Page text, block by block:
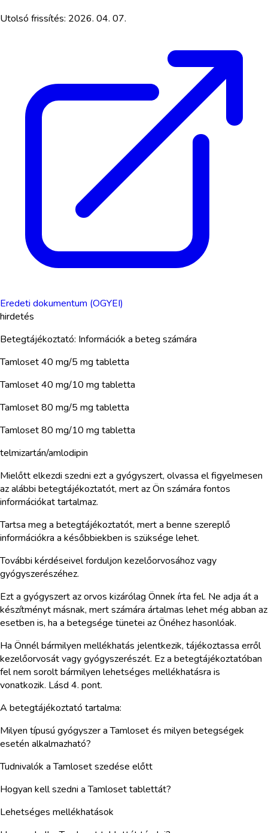
Utolsó frissítés: 2026. 04. 07.
Eredeti dokumentum (OGYEI)
hirdetés
Betegtájékoztató: Információk a beteg számára
Tamloset 40 mg/5 mg tabletta
Tamloset 40 mg/10 mg tabletta
Tamloset 80 mg/5 mg tabletta
Tamloset 80 mg/10 mg tabletta
telmizartán/amlodipin
Mielőtt elkezdi szedni ezt a gyógyszert, olvassa el figyelmesen
az alábbi betegtájékoztatót, mert az Ön számára fontos
információkat tartalmaz.
Tartsa meg a betegtájékoztatót, mert a benne szereplő
információkra a későbbiekben is szüksége lehet.
További kérdéseivel forduljon kezelőorvosához vagy
gyógyszerészéhez.
Ezt a gyógyszert az orvos kizárólag Önnek írta fel. Ne adja át a
készítményt másnak, mert számára ártalmas lehet még abban az
esetben is, ha a betegsége tünetei az Önéhez hasonlóak.
Ha Önnél bármilyen mellékhatás jelentkezik, tájékoztassa erről
kezelőorvosát vagy gyógyszerészét. Ez a betegtájékoztatóban
fel nem sorolt bármilyen lehetséges mellékhatásra is
vonatkozik. Lásd 4. pont.
A betegtájékoztató tartalma:
Milyen típusú gyógyszer a Tamloset és milyen betegségek
esetén alkalmazható?
Tudnivalók a Tamloset szedése előtt
Hogyan kell szedni a Tamloset tablettát?
Lehetséges mellékhatások